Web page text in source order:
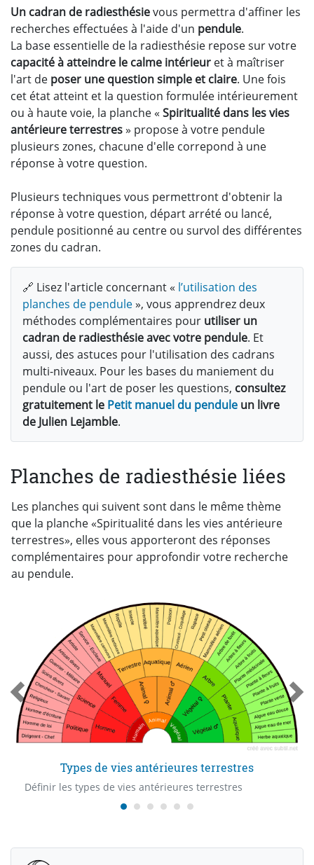
Un cadran de radiesthésievous permettra d'affiner les
recherches effectuées à l'aide d'un pendule.
La base essentielle de la radiesthésie repose sur votre
capacité à atteindre le calme intérieur et à maîtriser
l'art de poser une question simple et claire. Une fois
cet état atteint et la question formulée intérieurement
ou à haute voie, la planche « Spiritualité dans les vies
antérieure terrestres» propose à votre pendule
plusieurs zones, chacune d'elle correpond à une
réponse à votre question.
Plusieurs techniques vous permettront d'obtenir la
réponse à votre question, départ arrété ou lancé,
pendule positionné au centre ou survol des différentes
zones du cadran.
🔗 Lisez l'article concernant « l’utilisation des
planches de pendule», vous apprendrez deux
méthodes complémentaires pour utiliser un
cadran de radiesthésie avec votre pendule. Et
aussi, des astuces pour l'utilisation des cadrans
multi-niveaux. Pour les bases du maniement du
pendule ou l'art de poser les questions, consultez
gratuitement le Petit manuel du pendule un livre
de Julien Lejamble.
Planches de radiesthésie liées
Les planches qui suivent sont dans le même thème
que la planche «Spiritualité dans les vies antérieure
terrestres», elles vous apporteront des réponses
complémentaires pour approfondir votre recherche
au pendule.
Types de vies antérieures terrestres
Définir les types de vies antérieures terrestres